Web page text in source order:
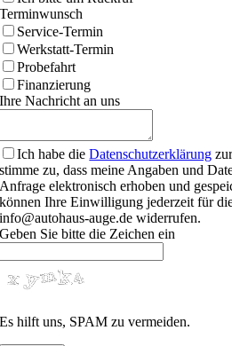
Address
Terminwunsch
Service-Termin
Werkstatt-Termin
Probefahrt
Finanzierung
Ihre Nachricht an uns
Ich habe dieDatenschutzerklärung
stimme zu, dass meine Angaben und
Anfrage elektronisch erhoben und
können Ihre Einwilligung jederzeit für
info@autohaus-auge.de widerrufen.
Geben Sie bitte die Zeichen ein
Es hilft uns, SPAM zu vermeiden.